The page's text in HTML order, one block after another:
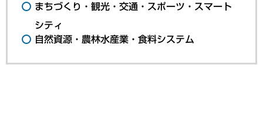
まちづくり・観光・交通・スポーツ・スマート
シティ
自然資源・農林水産業・食料システム